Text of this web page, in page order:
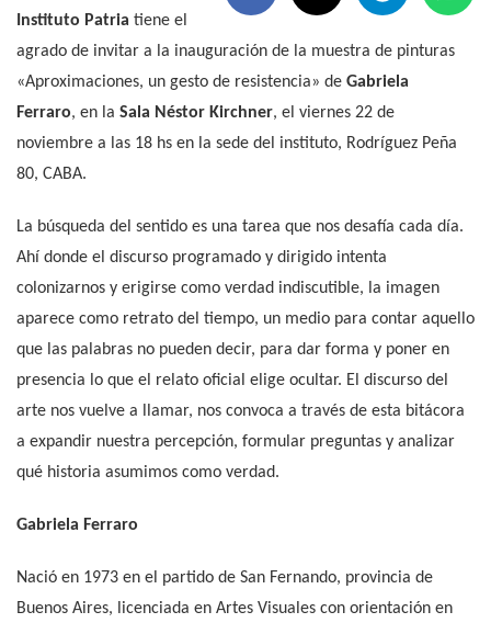
Instituto Patria tiene el
agrado de invitar a la inauguración de la muestra de pinturas
«Aproximaciones, un gesto de resistencia» de Gabriela
Ferraro, en la Sala Néstor Kirchner, el viernes 22 de
noviembre a las 18 hs en la sede del instituto, Rodríguez Peña
80, CABA.
La búsqueda del sentido es una tarea que nos desafía cada día.
Ahí donde el discurso programado y dirigido intenta
colonizarnos y erigirse como verdad indiscutible, la imagen
aparece como retrato del tiempo, un medio para contar aquello
que las palabras no pueden decir, para dar forma y poner en
presencia lo que el relato oficial elige ocultar. El discurso del
arte nos vuelve a llamar, nos convoca a través de esta bitácora
a expandir nuestra percepción, formular preguntas y analizar
qué historia asumimos como verdad.
Gabriela Ferraro
Nació en 1973 en el partido de San Fernando, provincia de
Buenos Aires, licenciada en Artes Visuales con orientación en